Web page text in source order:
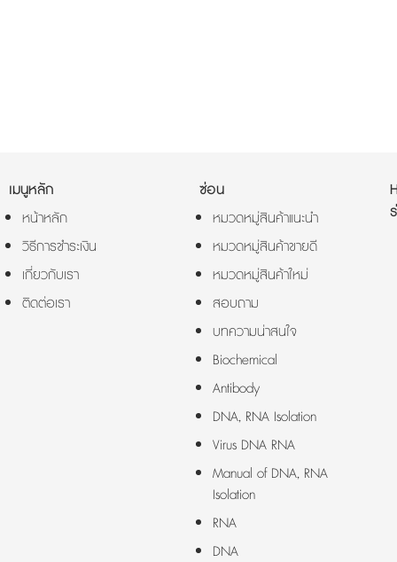
เมนูหลัก
หน้าหลัก
วิธีการชำระเงิน
เกี่ยวกับเรา
ติดต่อเรา
ซ่อน
หมวดหมู่สินค้าแนะนำ
หมวดหมู่สินค้าขายดี
หมวดหมู่สินค้าใหม่
สอบถาม
บทความน่าสนใจ
Biochemical
Antibody
DNA, RNA Isolation
Virus DNA RNA
Manual of DNA, RNA
Isolation
RNA
DNA